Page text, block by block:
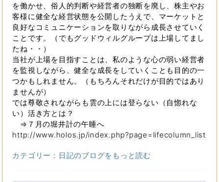
を働かせ、俗人的判断や経営者の独断を廃し、株主やお
客様に健全な経営状態を公開したうえで、マーケットと
良好なコミュニケーションを取りながら成長させていく
ことです。（でもグッドウィルグループは上場してまし
たね・・）
当社が上場を目指すことは、私のような心の弱い経営者
を監視しながら、健全な成長をしていくことも目的の一
つかもしれません。（もちろんそれだけが目的ではあり
ませんが）
では尊敬されながらも雲の上には登らない（自惚れな
い）活き方とは？
⇒７月の堀井計の午睡へ
http://www.holos.jp/index.php?page=lifecolumn_list
カテゴリー：日記のブログをもっと読む